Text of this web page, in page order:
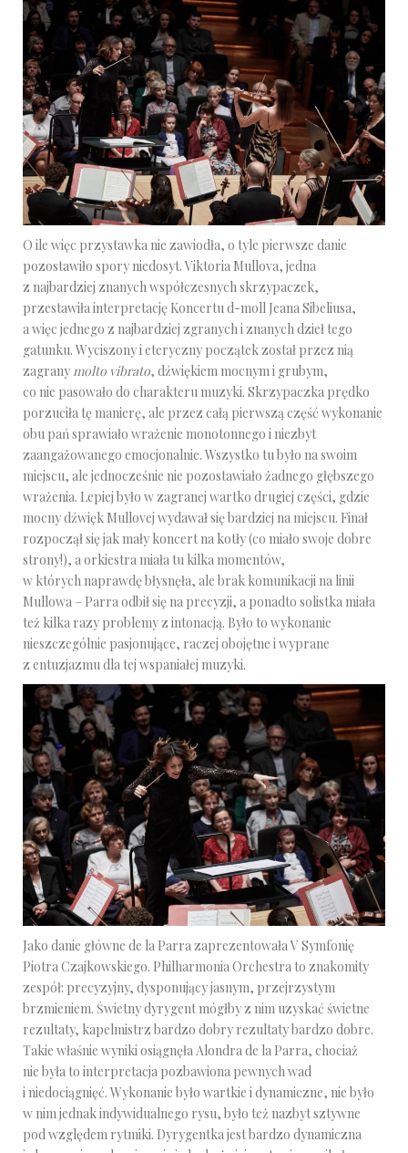
O ile więc przystawka nie zawiodła, o tyle pierwsze danie
pozostawiło spory niedosyt. Viktoria Mullova, jedna
z najbardziej znanych współczesnych skrzypaczek,
przestawiła interpretację Koncertu d-moll Jeana Sibeliusa,
a więc jednego z najbardziej zgranych i znanych dzieł tego
gatunku. Wyciszony i eteryczny początek został przez nią
zagrany molto vibrato, dźwiękiem mocnym i grubym,
co nie pasowało do charakteru muzyki. Skrzypaczka prędko
porzuciła tę manierę, ale przez całą pierwszą część wykonanie
obu pań sprawiało wrażenie monotonnego i niezbyt
zaangażowanego emocjonalnie. Wszystko tu było na swoim
miejscu, ale jednocześnie nie pozostawiało żadnego głębszego
wrażenia. Lepiej było w zagranej wartko drugiej części, gdzie
mocny dźwięk Mullovej wydawał się bardziej na miejscu. Finał
rozpoczął się jak mały koncert na kotły (co miało swoje dobre
strony!), a orkiestra miała tu kilka momentów,
w których naprawdę błysnęła, ale brak komunikacji na linii
Mullowa – Parra odbił się na precyzji, a ponadto solistka miała
też kilka razy problemy z intonacją. Było to wykonanie
nieszczególnie pasjonujące, raczej obojętne i wyprane
z entuzjazmu dla tej wspaniałej muzyki.
Jako danie główne de la Parra zaprezentowała V Symfonię
Piotra Czajkowskiego. Philharmonia Orchestra to znakomity
zespół: precyzyjny, dysponujący jasnym, przejrzystym
brzmieniem. Świetny dyrygent mógłby z nim uzyskać świetne
rezultaty, kapelmistrz bardzo dobry rezultaty bardzo dobre.
Takie właśnie wyniki osiągnęła Alondra de la Parra, chociaż
nie była to interpretacja pozbawiona pewnych wad
i niedociągnięć. Wykonanie było wartkie i dynamiczne, nie było
w nim jednak indywidualnego rysu, było też nazbyt sztywne
pod względem rytmiki. Dyrygentka jest bardzo dynamiczna